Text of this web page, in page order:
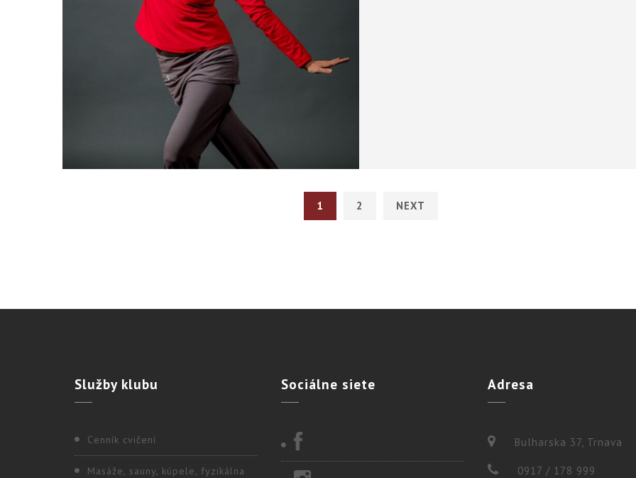
1 2 NEXT
Službyklubu
Cenník cvičení
Masáže, sauny, kúpele, fyzikálna
Sociálne siete Adresa
Bulharska 37, Trnava
0917 / 178 999